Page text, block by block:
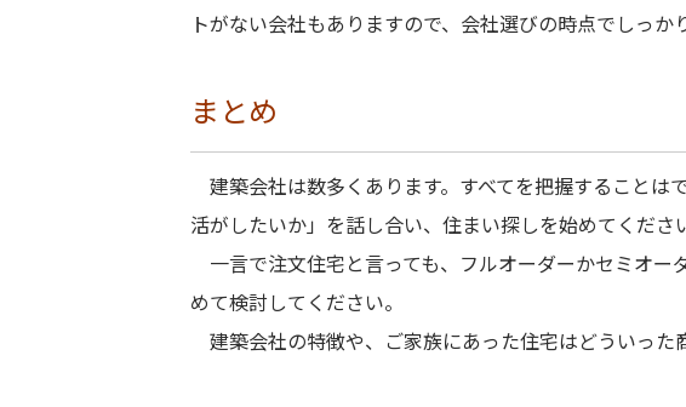
トがない会社もありますので、会社選びの時点でしっか
まとめ
建築会社は数多くあります。すべてを把握すること
活がしたいか」を話し合い、住まい探しを始めてくださ
一言で注文住宅と言っても、フルオーダーかセミオー
めて検討してください。
建築会社の特徴や、ご家族にあった住宅はどういった